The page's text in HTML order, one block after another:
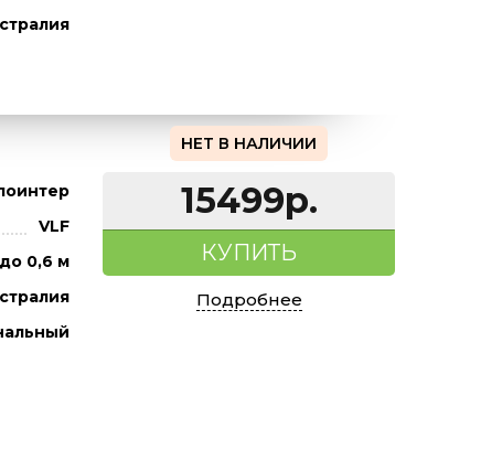
VLF
до 0,6 м
НЕТ В НАЛИЧИИ
15499р.
КУПИТЬ
Подробнее